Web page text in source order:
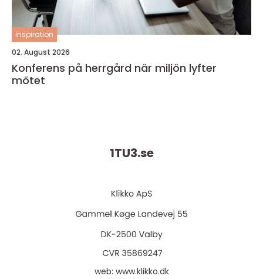
inspiration
02. August 2026
Konferens på herrgård när miljön lyfter
mötet
1TU3.se
web: www.klikko.dk